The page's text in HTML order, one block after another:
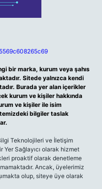
bir marka, kurum veya şahıs
Sitede yalnızca kendi
Burada yer alan içerikler
kurum ve kişiler hakkında
ve kişiler ile isim
bilgiler taslak
Teknolojileri ve İletişim
Yer Sağlayıcı olarak hizmet
proaktif olarak denetleme
Ancak, üyelerimiz
olup, siteye üye olarak